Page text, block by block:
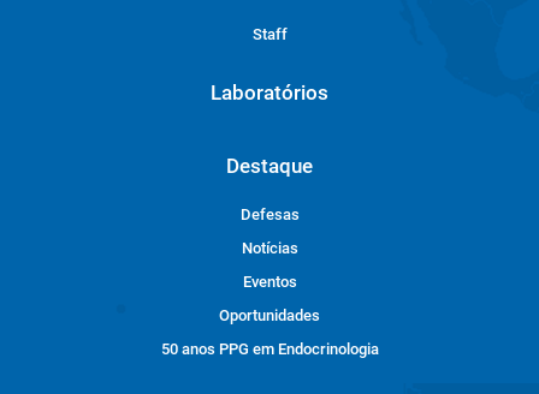
Staff
Laboratórios
Destaque
Defesas
Notícias
Eventos
Oportunidades
50 anos PPG em Endocrinologia